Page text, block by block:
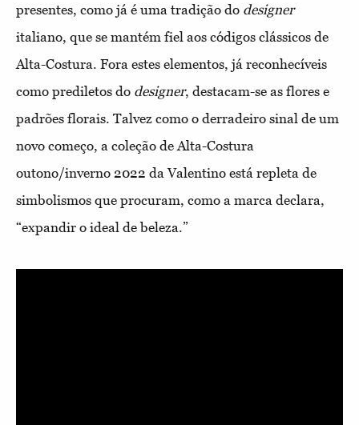
presentes, como já é uma tradição do designer
italiano, que se mantém fiel aos códigos clássicos de
Alta-Costura. Fora estes elementos, já reconhecíveis
como prediletos do designer, destacam-se as flores e
padrões florais. Talvez como o derradeiro sinal de um
novo começo, a coleção de Alta-Costura
outono/inverno 2022 da Valentino está repleta de
simbolismos que procuram, como a marca declara,
“expandir o ideal de beleza.”